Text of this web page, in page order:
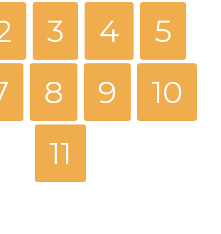
3 4
5
8 9
10
11